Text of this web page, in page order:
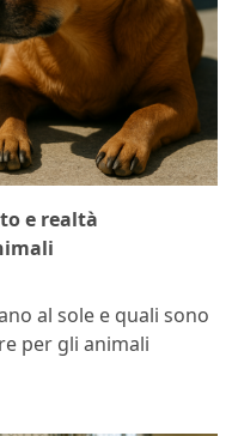
e realtà
al sole e quali sono
per gli animali